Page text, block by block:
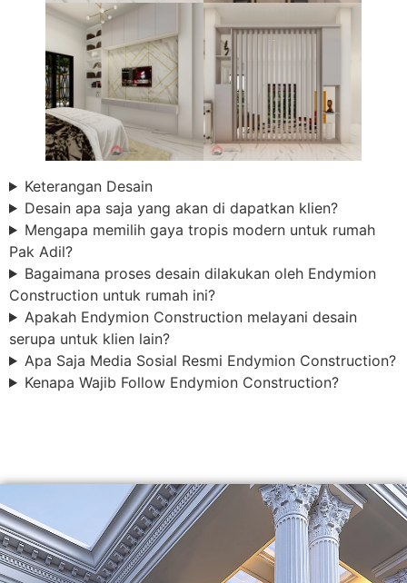
Keterangan Desain
Desain apa saja yang akan di dapatkan klien?
Mengapa memilih gaya tropis modern untuk rumah
Pak Adil?
Bagaimana proses desain dilakukan oleh Endymion
Construction untuk rumah ini?
Apakah Endymion Construction melayani desain
serupa untuk klien lain?
Apa Saja Media Sosial Resmi Endymion Construction?
Kenapa Wajib Follow Endymion Construction?